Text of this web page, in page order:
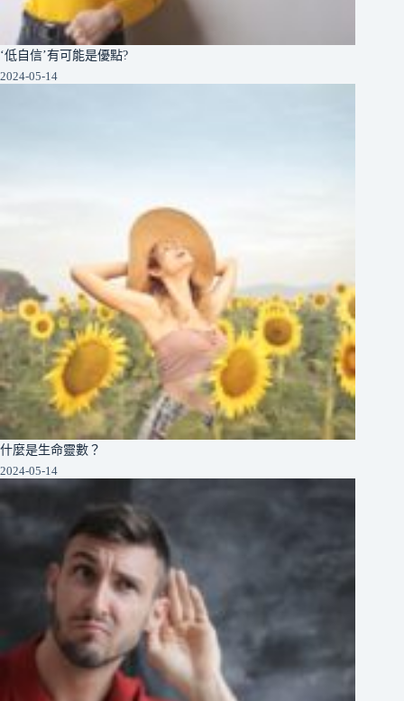
‘低自信’有可能是優點?
2024-05-14
什麼是生命靈數？
2024-05-14